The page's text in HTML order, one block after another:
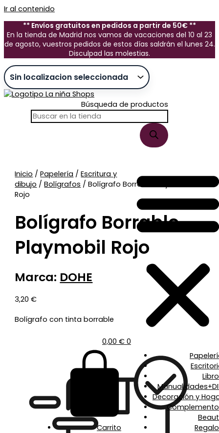
Ir al contenido
** Envíos gratuitos en pedidos a partir de 50€ **
En la tienda de Madrid nos vamos de vacaciones del 10 al 23
de agosto, vuestros pedidos de estos días saldrán el lunes 24.
Disculpad las molestias.
Búsqueda de productos
0,00 € 0
Carrito
Decoración y
Inicio /Papelería /Escritura y
dibujo /Bolígrafos / Bolígrafo Borrable Playmobil
Rojo
Bolígrafo Borrable
Playmobil Rojo
Marca: DOHE
3,20€
Bolígrafo con tinta borrable